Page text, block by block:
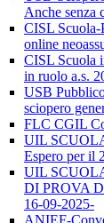
Anche senza
CISL Scuola-
online
CISL Scuola
in ruolo a.s.
USB
sciopero
FLC CGIL
UIL
Espero per il
UIL
DI PROVA
16-09-2025-